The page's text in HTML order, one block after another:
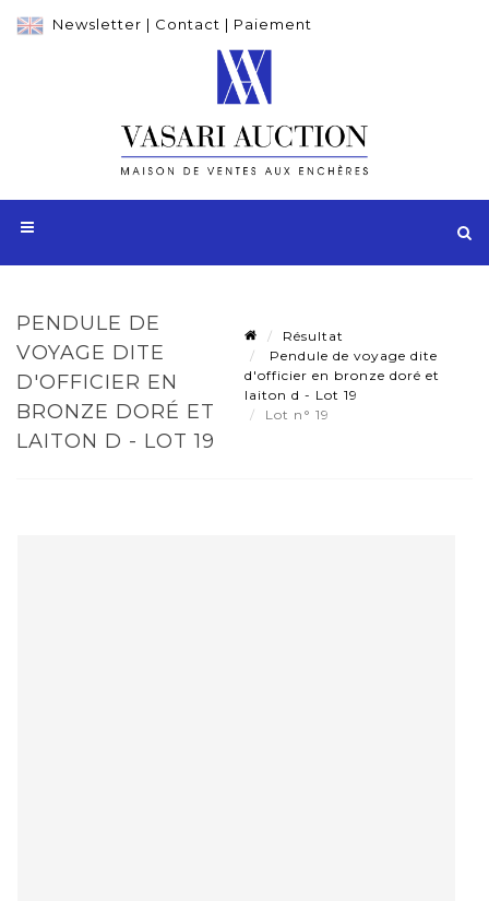
Newsletter | Contact | Paiement
PENDULE DE
VOYAGE DITE
D'OFFICIER EN
BRONZE DORÉ ET
LAITON D - LOT 19
Résultat
Pendule de voyage dite
d'officier en bronze doré et
laiton d - Lot 19
Lot n° 19